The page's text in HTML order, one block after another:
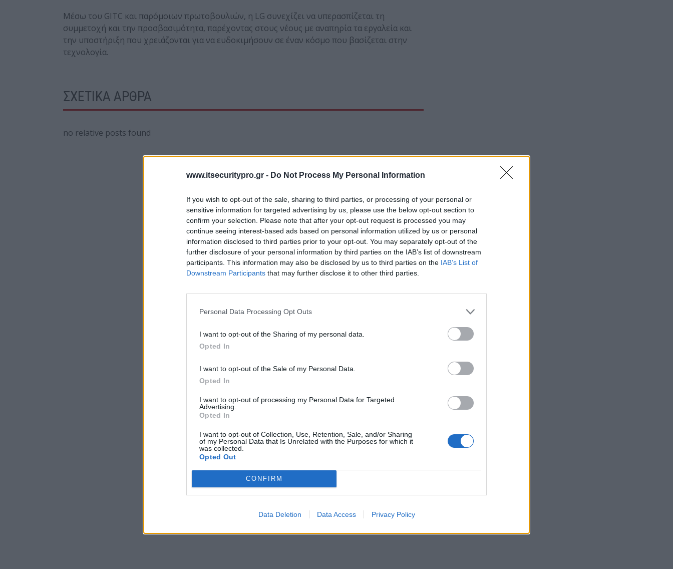
www.itsecuritypro.gr - Do Not Process My Personal Information
If you wish to opt-out of the sale, sharing to third parties, or processing of your personal or
sensitive information for targeted advertising by us, please use the below opt-out section to
confirm your selection. Please note that after your opt-out request is processed you may
continue seeing interest-based ads based on personal information utilized by us or personal
information disclosed to third parties prior to your opt-out. You may separately opt-out of the
further disclosure of your personal information by third parties on the IAB’s list of downstream
participants. This information may also be disclosed by us to third parties on the IAB’s List of
Downstream Participants that may further disclose it to other third parties.
Personal Data Processing Opt Outs
I want to opt-out of the Sharing of my personal data.
Opted In
I want to opt-out of the Sale of my Personal Data.
Opted In
I want to opt-out of processing my Personal Data for Targeted
Advertising.
Opted In
I want to opt-out of Collection, Use, Retention, Sale, and/or Sharing
of my Personal Data that Is Unrelated with the Purposes for which it
was collected.
Opted Out
CONFIRM
Data Deletion Data Access Privacy Policy
Μέσω του GITC και παρόμοιων πρωτοβουλιών, η LG συνεχίζει να υπερασπίζεται τη
συμμετοχή και την προσβασιμότητα, παρέχοντας στους νέους με αναπηρία τα εργαλεία και
την υποστήριξη που χρειάζονται για να ευδοκιμήσουν σε έναν κόσμο που βασίζεται στην
τεχνολογία.
ΣΧΕΤΙΚΑ ΑΡΘΡΑ
no relative posts found